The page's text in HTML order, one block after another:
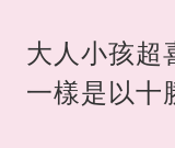
大人小孩超
一樣是以十